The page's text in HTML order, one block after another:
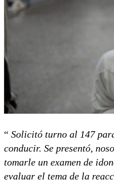
“ Solicitó turno al 147
conducir. Se presentó,
tomarle un examen de
evaluar el tema de la